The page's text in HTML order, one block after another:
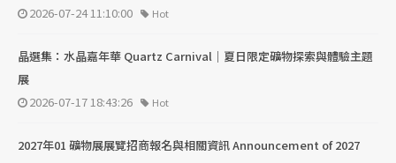
2026-07-24 11:10:00
Hot
晶選集：水晶嘉年華 Quartz Carnival｜夏日限定礦物探索與體驗主題
展
2026-07-17 18:43:26
Hot
2027年01 礦物展展覽招商報名與相關資訊 Announcement of 2027